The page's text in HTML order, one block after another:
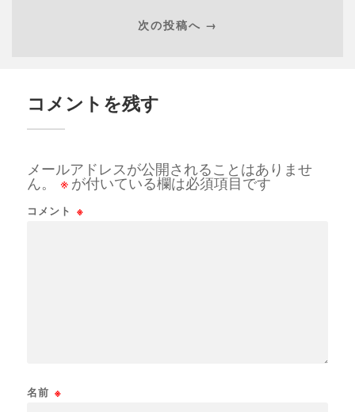
次の投稿へ →
コメントを残す
メールアドレスが公開されることはありませ
ん。
※ が付いている欄は必須項目です
コメント ※
名前 ※